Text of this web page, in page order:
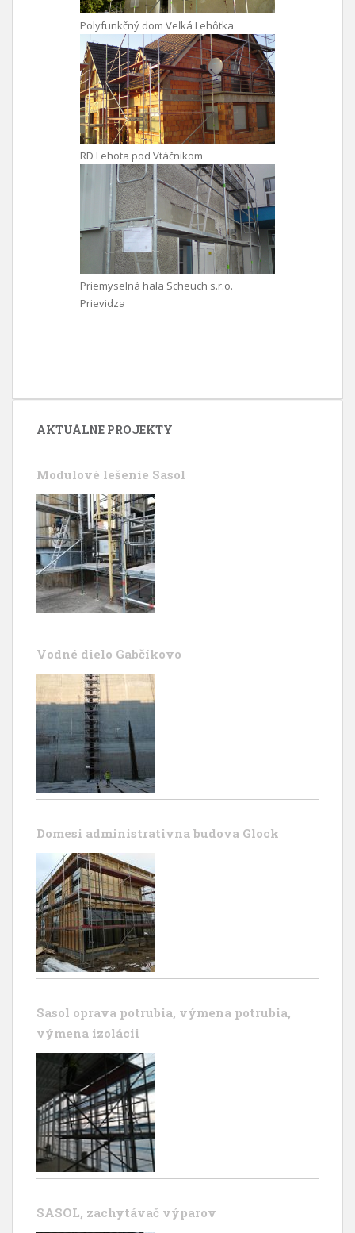
Polyfunkčný dom Veľká Lehôtka
RD Lehota pod Vtáčnikom
Priemyselná hala Scheuch s.r.o.
Prievidza
AKTUÁLNE PROJEKTY
Modulové lešenie Sasol
Vodné dielo Gabčíkovo
Domesi administrativna budova Glock
Sasol oprava potrubia, výmena potrubia,
výmena izolácii
SASOL, zachytávač výparov